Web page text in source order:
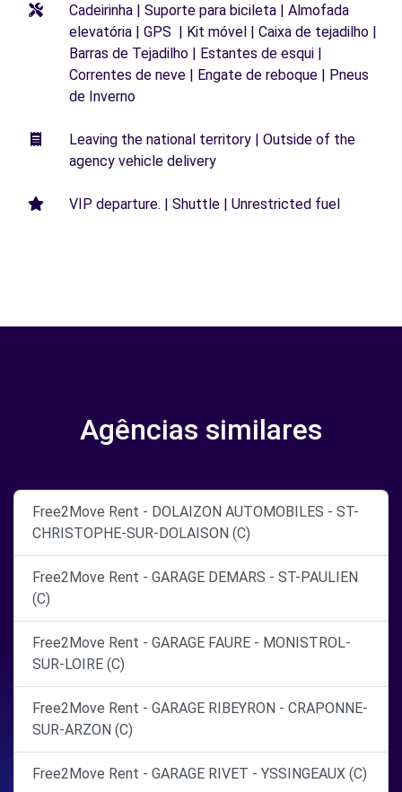
Cadeirinha | Suporte para bicileta | Almofada
elevatória | GPS | Kit móvel | Caixa de tejadilho |
Barras de Tejadilho | Estantes de esqui |
Correntes de neve | Engate de reboque | Pneus
de Inverno
Leaving the national territory | Outside of the
agency vehicle delivery
VIP departure. | Shuttle | Unrestricted fuel
Agências similares
Free2Move Rent - DOLAIZON AUTOMOBILES - ST-
CHRISTOPHE-SUR-DOLAISON (C)
Free2Move Rent - GARAGE DEMARS - ST-PAULIEN
(C)
Free2Move Rent - GARAGE FAURE - MONISTROL-
SUR-LOIRE (C)
Free2Move Rent - GARAGE RIBEYRON - CRAPONNE-
SUR-ARZON (C)
Free2Move Rent - GARAGE RIVET - YSSINGEAUX (C)